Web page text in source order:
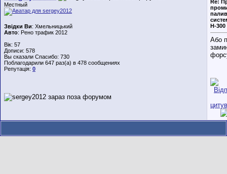
Местный
Звідки Ви: Хмельницький
Авто: Рено трафик 2012
Вік: 57
Дописи: 578
Вы сказали Спасибо: 730
Поблагодарили 647 раз(а) в 478 сообщениях
Репутація: 0
Re:
Н-300
Або